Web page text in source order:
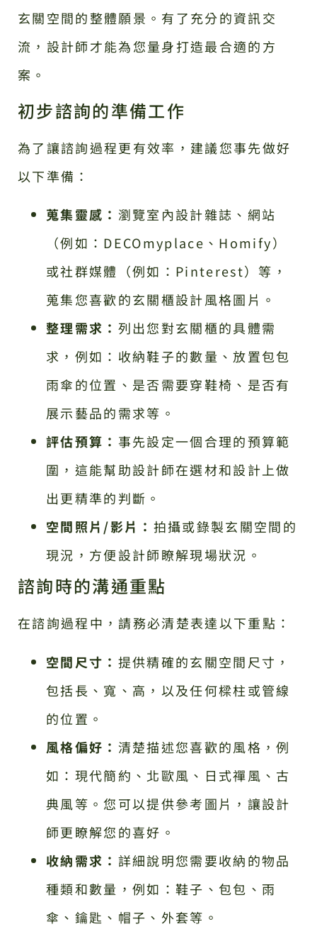
玄關空間的整體願景。有了充分的資訊交
流，設計師才能為您量身打造最合適的方
案。
初步諮詢的準備工作
為了讓諮詢過程更有效率，建議您事先做好
以下準備：
蒐集靈感： 瀏覽室內設計雜誌、網站
（例如： DECOmyplace 、 Homify）
或社群媒體（例如： Pinterest）等，
蒐集您喜歡的玄關櫃設計風格圖片。
整理需求： 列出您對玄關櫃的具體需
求，例如：收納鞋子的數量、放置包包
雨傘的位置、是否需要穿鞋椅、是否有
展示藝品的需求等。
評估預算： 事先設定一個合理的預算範
圍，這能幫助設計師在選材和設計上做
出更精準的判斷。
空間照片/影片： 拍攝或錄製玄關空間的
現況，方便設計師瞭解現場狀況。
諮詢時的溝通重點
在諮詢過程中，請務必清楚表達以下重點：
空間尺寸： 提供精確的玄關空間尺寸，
包括長、寬、高，以及任何樑柱或管線
的位置。
風格偏好： 清楚描述您喜歡的風格，例
如：現代簡約、北歐風、日式禪風、古
典風等。您可以提供參考圖片，讓設計
師更瞭解您的喜好。
收納需求： 詳細說明您需要收納的物品
種類和數量，例如：鞋子、包包、雨
傘、鑰匙、帽子、外套等。